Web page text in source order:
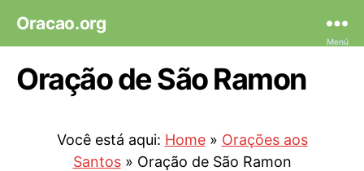
Oracao.org
Menú
Oração de São Ramon
Você está aqui: Home» Orações aos
Santos» Oração de São Ramon